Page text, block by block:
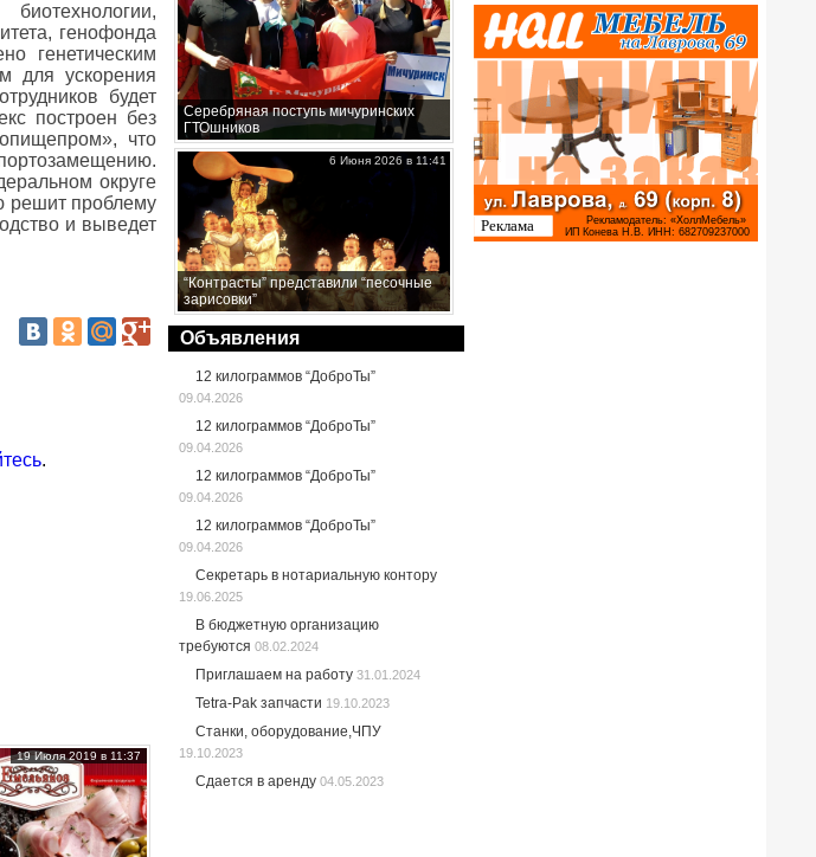
генофонда
генетическим
для ускорения
будет
построен без
что
округе
решит проблему
и выведет
.
19 Июля 2019 в 11:37
Серебряная поступь мичуринских
ГТОшников
“Контрасты” представили “песочные
зарисовки”
6 Июня 2026 в 11:41
Объявления
12 килограммов “ДоброТы”
09.04.2026
12 килограммов “ДоброТы”
09.04.2026
12 килограммов “ДоброТы”
09.04.2026
12 килограммов “ДоброТы”
09.04.2026
Секретарь в нотариальную контору
19.06.2025
В бюджетную организацию
требуются 08.02.2024
Приглашаем на работу 31.01.2024
Tetra-Pak запчасти 19.10.2023
Станки, оборудование,ЧПУ
19.10.2023
Сдается в аренду 04.05.2023